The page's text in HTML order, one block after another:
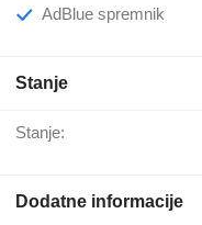
AdBlue spremnik
Stanje
Stanje:
Dodatne informacije